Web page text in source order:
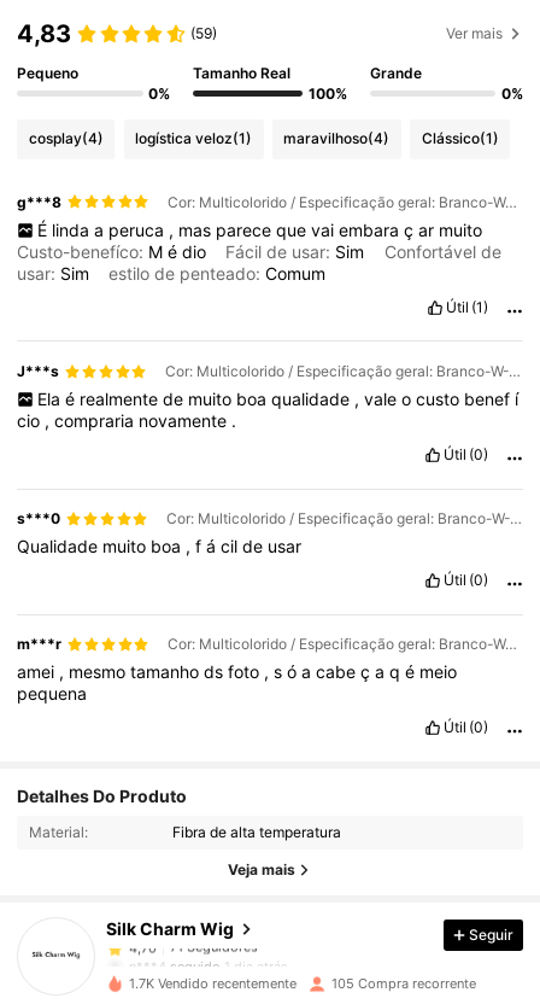
4,83 (59) Ver mais
Pequeno
0%
Tamanho Real
100%
Grande
0%
cosplay(4) logística veloz(1) maravilhoso(4) Clássico(1)
g***8 Cor: Multicolorido / Especificação geral: Branco-W-T461 / Comprimento da peruca: 26 inch
É linda a peruca , mas parece que vai embara ç ar muito
Custo-benefíco: Médio Fácil de usar: Sim
Confortável de
usar: Sim estilo de penteado:Comum
Útil (1)
J***s Cor: Multicolorido / Especificação geral: Branco-W-T461 / Comprimento da peruca: 26 inch
Ela é realmente de muito boa qualidade , vale o custo benef í
cio ,compraria novamente .
Útil (0)
s***0 Cor: Multicolorido / Especificação geral: Branco-W-T461 / Comprimento da peruca: 26 inch
Qualidade muito boa ,fácilde usar
Útil (0)
m***r Cor: Multicolorido / Especificação geral: Branco-W-T461 / Comprimento da peruca: 26 inch
amei , mesmotamanhodsfoto ,sóacabeçaqé meio
pequena
Útil (0)
Detalhes Do Produto
Material: Fibra de alta temperatura
Veja mais
Silk Charm Wig
4,70
71 Seguidores
71 Seguidores
4,70
71 Seguidores
n***4
seguido1 dia atrás
4,70
Seguir
1.7K Vendido recentemente 105 Compra recorrente